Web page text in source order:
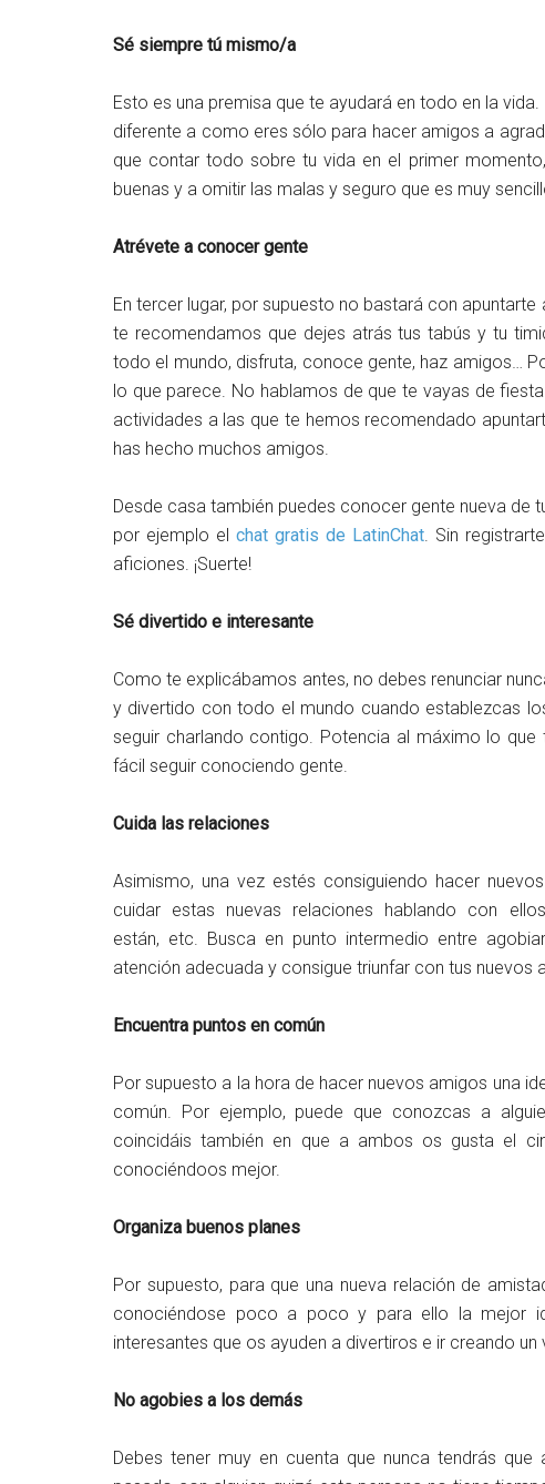
Sé siempre tú mismo/a
Esto es una premisa que te ayudará en todo en la
diferente a como eres sólo para hacer amigos a
que contar todo sobre tu vida en el primer
buenas y a omitir las malas y seguro que es muy
Atrévete a conocer gente
En tercer lugar, por supuesto no bastará con
te recomendamos que dejes atrás tus tabús y tu
todo el mundo, disfruta, conoce gente, haz amigos…
lo que parece. No hablamos de que te vayas de
actividades a las que te hemos recomendado
has hecho muchos amigos.
Desde casa también puedes conocer gente nueva de
por ejemplo el chat gratis de LatinChat. Sin
aficiones. ¡Suerte!
Sé divertido e interesante
Como te explicábamos antes, no debes renunciar
y divertido con todo el mundo cuando establezcas
seguir charlando contigo. Potencia al máximo lo
fácil seguir conociendo gente.
Cuida las relaciones
Asimismo, una vez estés consiguiendo hacer
cuidar estas nuevas relaciones hablando con
están, etc. Busca en punto intermedio entre
atención adecuada y consigue triunfar con tus nuevos
Encuentra puntos en común
Por supuesto a la hora de hacer nuevos amigos una
común. Por ejemplo, puede que conozcas a
coincidáis también en que a ambos os gusta el
conociéndoos mejor.
Organiza buenos planes
Por supuesto, para que una nueva relación de
conociéndose poco a poco y para ello la mejor
interesantes que os ayuden a divertiros e ir creando un
No agobies a los demás
Debes tener muy en cuenta que nunca tendrás